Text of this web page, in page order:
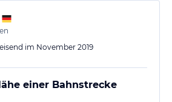
im November 2019
einer Bahnstrecke